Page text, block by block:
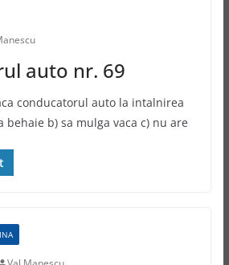
auto nr. 69
conducatorul auto la intalnirea
behaie b) sa mulga vaca c) nu are